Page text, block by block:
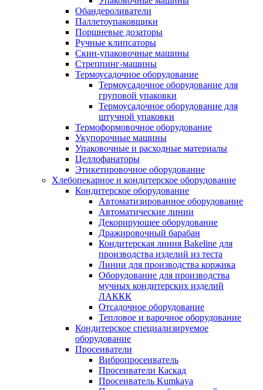
Обандероливатели
Паллетоупаковщики
Поршневые дозаторы
Ручные клипсаторы
Скин-упаковочные машины
Стреппинг-машины
Термоусадочное оборудование
Термоусадочное оборудование для
груповой упаковки
Термоусадочное оборудование для
штучной упаковки
Термоформовочное оборудование
Укупорочные машины
Упаковочные и расходные материалы
Целлофанаторы
Этикетировочное оборудование
Хлебопекарное и кондитерское оборудование
Кондитерское оборудование
Автоматизированное оборудование
Автоматические линии
Декорирующее оборудование
Дражировочный барабан
Кондитерская линия Bakeline для
производства изделий из теста
Линии для производства коржика
Оборудование для производства
мучных кондитерских изделий
ЛАККК
Отсадочное оборудование
Тепловое и варочное оборудование
Кондитерское специализируемое
оборудование
Просеиватели
Вибропросеиватель
Просеиватели Каскад
Просеиватель Kumkaya